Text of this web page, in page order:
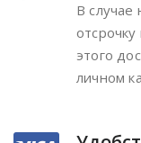
В случае
этого
личном